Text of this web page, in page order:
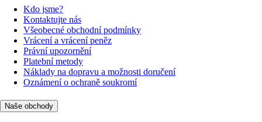
Kdo jsme?
Kontaktujte nás
Všeobecné obchodní podmínky
Vrácení a vrácení peněz
Právní upozornění
Platební metody
Náklady na dopravu a možnosti doručení
Oznámení o ochraně soukromí
Naše obchody